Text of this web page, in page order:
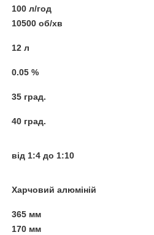
100 л/год
10500 об/хв
12 л
0.05 %
35 град.
40 град.
від 1:4 до 1:10
Харчовий алюміній
365 мм
170 мм